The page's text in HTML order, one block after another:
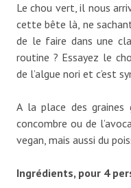
Le chou vert, il nous
cette bête là, ne
de le faire dans une
routine ? Essayez le
de l’algue nori et c’est
A la place des graines
concombre ou de
vegan, mais aussi du
Ingrédients, pour 4